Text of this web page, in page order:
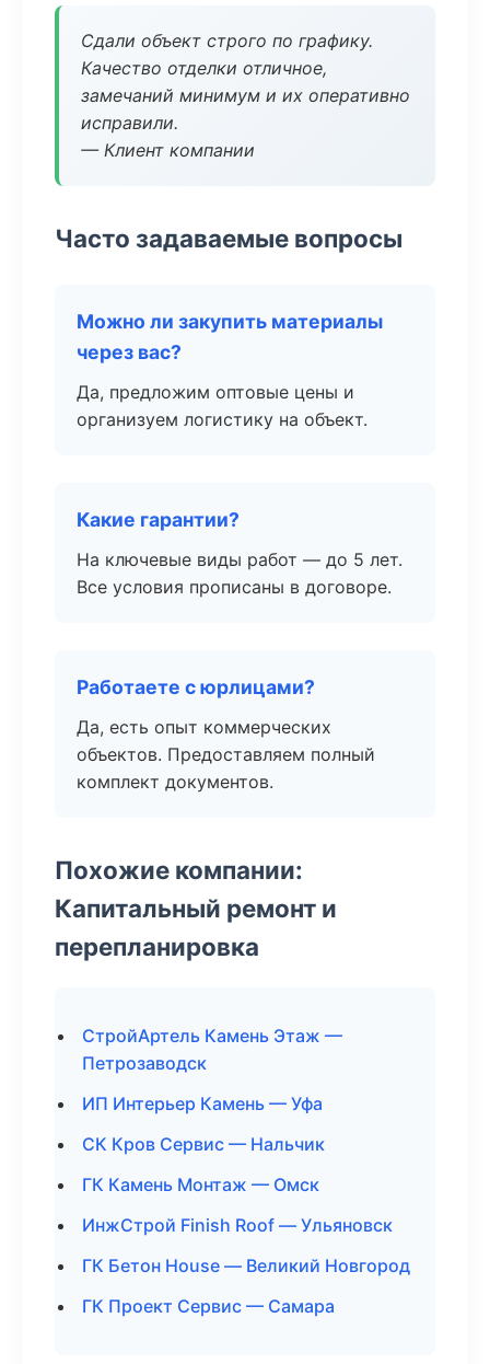
Сдали объект строго по графику.
Качество отделки отличное,
замечаний минимум и их оперативно
исправили.
— Клиент компании
Часто задаваемые вопросы
Можно ли закупить материалы
через вас?
Да, предложим оптовые цены и
организуем логистику на объект.
Какие гарантии?
На ключевые виды работ — до 5 лет.
Все условия прописаны в договоре.
Работаете с юрлицами?
Да, есть опыт коммерческих
объектов. Предоставляем полный
комплект документов.
Похожие компании:
Капитальный ремонт и
перепланировка
СтройАртель Камень Этаж —
Петрозаводск
ИП Интерьер Камень — Уфа
СК Кров Сервис — Нальчик
ГК Камень Монтаж — Омск
ИнжСтрой Finish Roof — Ульяновск
ГК Бетон House — Великий Новгород
ГК Проект Сервис — Самара